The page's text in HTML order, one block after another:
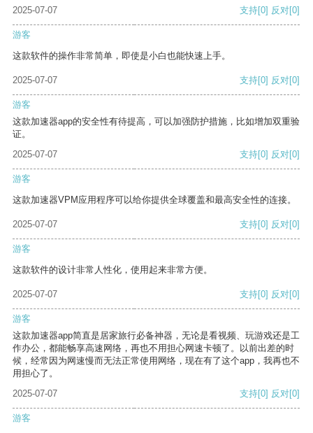
2025-07-07 支持[0] 反对[0]
游客
这款软件的操作非常简单，即使是小白也能快速上手。
2025-07-07 支持[0] 反对[0]
游客
这款加速器app的安全性有待提高，可以加强防护措施，比如增加双重验
证。
2025-07-07
支持[0] 反对[0]
游客
这款加速器VPM应用程序可以给你提供全球覆盖和最高安全性的连接。
2025-07-07 支持[0] 反对[0]
游客
这款软件的设计非常人性化，使用起来非常方便。
2025-07-07 支持[0] 反对[0]
游客
这款加速器app简直是居家旅行必备神器，无论是看视频、玩游戏还是工
作办公，都能畅享高速网络，再也不用担心网速卡顿了。以前出差的时
候，经常因为网速慢而无法正常使用网络，现在有了这个app，我再也不
用担心了。
2025-07-07
支持[0] 反对[0]
游客